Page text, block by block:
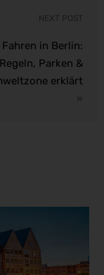
NEXT POST
Fahren in Berlin:
Regeln, Parken &
erklärt
»